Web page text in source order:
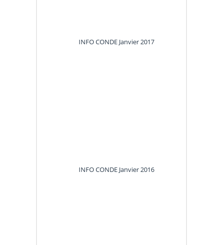
INFO CONDE Janvier 2017
INFO CONDE Janvier 2016